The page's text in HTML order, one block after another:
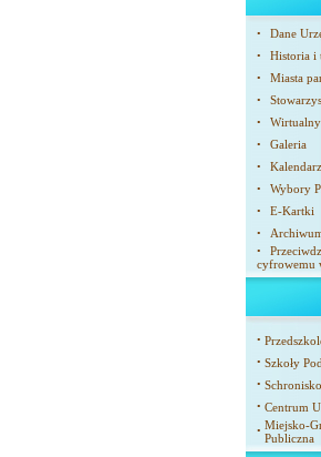
• Dane
• Historia i
• Miasta
•
• Wirtualny
• Galeria
•
• Wybory
• E-Kartki
•
•
cyfrowemu
•
• Szkoły
•
• Centrum
• Miejsko-
Publiczna